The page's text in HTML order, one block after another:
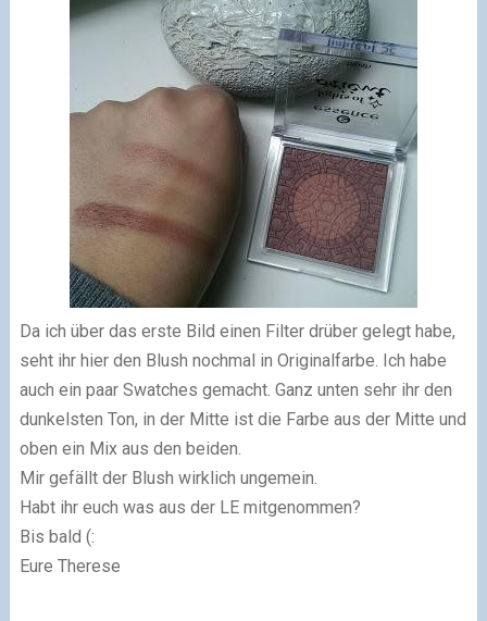
Da ich über das erste Bild einen Filter drüber gelegt habe,
seht ihr hier den Blush nochmal in Originalfarbe. Ich habe
auch ein paar Swatches gemacht. Ganz unten sehr ihr den
dunkelsten Ton, in der Mitte ist die Farbe aus der Mitte und
oben ein Mix aus den beiden.
Mir gefällt der Blush wirklich ungemein.
Habt ihr euch was aus der LE mitgenommen?
Bis bald (:
Eure Therese